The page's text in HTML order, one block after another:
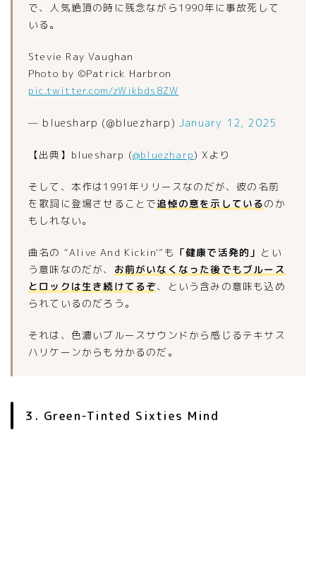
で、人気絶頂の時に残念ながら1990年に事故死して
いる。
Stevie Ray Vaughan
Photo by ©Patrick Harbron
pic.twitter.com/zWikbds8ZW
— bluesharp (@bluezharp) January 12, 2025
【出典】bluesharp (@bluezharp) Xより
そして、本作は1991年リリースなのだが、彼の名前
を歌詞に登場させることで追悼の意を示しているのか
もしれない。
曲名の “Alive And Kickin'”も 「健康で活発的」 とい
う意味なのだが、 お前がいなくなった後でもブルース
とロックは生き続けてるぞ、という含みの意味も込め
られているのだろう。
それは、色濃いブルースサウンドから感じるテキサス
ハリケーンからも分かるのだ。
3. Green-Tinted Sixties Mind